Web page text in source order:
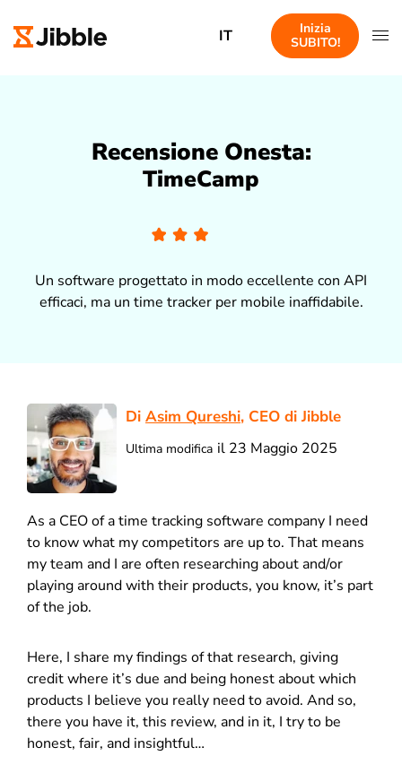
IT
Inizia
SUBITO!
Recensione Onesta:
TimeCamp
Un software progettato in modo eccellente con API
efficaci, ma un time tracker per mobile inaffidabile.
Di Asim Qureshi, CEO di Jibble
Ultima modifica il 23 Maggio 2025
As a CEO of a time tracking software company I need
to know what my competitors are up to. That means
my team and I are often researching about and/or
playing around with their products, you know, it’s part
of the job.
Here, I share my findings of that research, giving
credit where it’s due and being honest about which
products I believe you really need to avoid. And so,
there you have it, this review, and in it, I try to be
honest, fair, and insightful…